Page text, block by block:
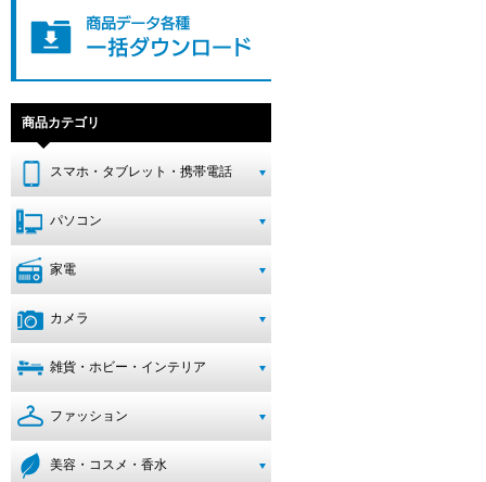
商品カテゴリ
スマホ・タブレット・携帯電話
パソコン
家電
カメラ
雑貨・ホビー・インテリア
ファッション
美容・コスメ・香水